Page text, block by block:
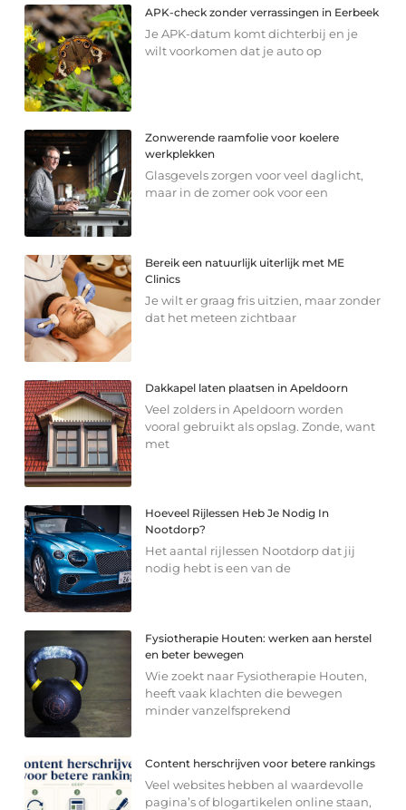
APK-check zonder verrassingen in Eerbeek
Je APK-datum komt dichterbij en je
wilt voorkomen dat je auto op
Zonwerende raamfolie voor koelere
werkplekken
Glasgevels zorgen voor veel daglicht,
maar in de zomer ook voor een
Bereik een natuurlijk uiterlijk met ME
Clinics
Je wilt er graag fris uitzien, maar zonder
dat het meteen zichtbaar
Dakkapel laten plaatsen in Apeldoorn
Veel zolders in Apeldoorn worden
vooral gebruikt als opslag. Zonde, want
met
Hoeveel Rijlessen Heb Je Nodig In
Nootdorp?
Het aantal rijlessen Nootdorp dat jij
nodig hebt is een van de
Fysiotherapie Houten: werken aan herstel
en beter bewegen
Wie zoekt naar Fysiotherapie Houten,
heeft vaak klachten die bewegen
minder vanzelfsprekend
Content herschrijven voor betere rankings
Veel websites hebben al waardevolle
pagina’s of blogartikelen online staan,